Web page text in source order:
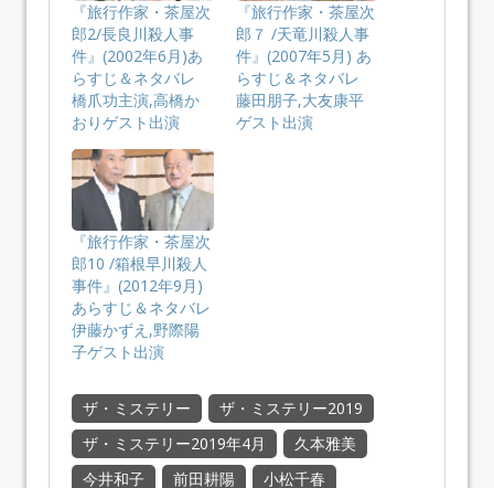
『旅行作家・茶屋次
郎2/長良川殺人事
件』(2002年6月)あ
らすじ＆ネタバレ
橋爪功主演,高橋か
おりゲスト出演
『旅行作家・茶屋次
郎７ /天竜川殺人事
件』(2007年5月) あ
らすじ＆ネタバレ
藤田朋子,大友康平
ゲスト出演
『旅行作家・茶屋次
郎10 /箱根早川殺人
事件』(2012年9月)
あらすじ＆ネタバレ
伊藤かずえ,野際陽
子ゲスト出演
ザ・ミステリー
ザ・ミステリー2019
ザ・ミステリー2019年4月
久本雅美
今井和子
前田耕陽
小松千春